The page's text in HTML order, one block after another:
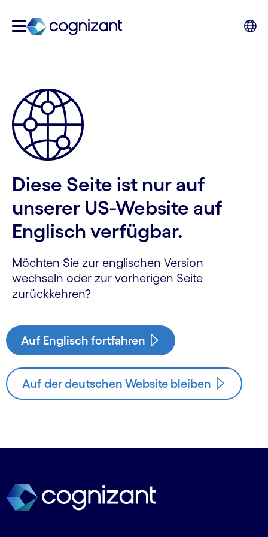
Diese Seite ist nur auf
unserer US-Website auf
Englisch verfügbar.
Möchten Sie zur englischen Version
wechseln oder zur vorherigen Seite
zurückkehren?
Auf Englisch fortfahren
Auf der deutschen Website bleiben